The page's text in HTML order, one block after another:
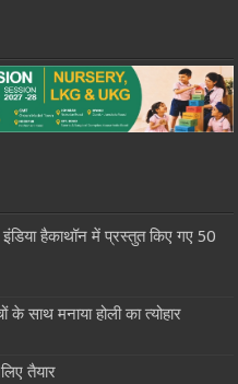
इंडिया हैकाथॉन में प्रस्तुत किए गए 50
साथ मनाया होली का त्योहार
तैयार